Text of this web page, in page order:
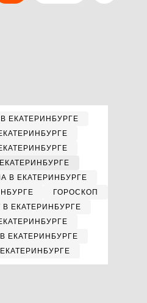
ЕКАТЕРИНБУРГЕ
В ЕКАТЕРИНБУРГЕ
ГОРОСКОП
ЕКАТЕРИНБУРГЕ
ЕКАТЕРИНБУРГЕ